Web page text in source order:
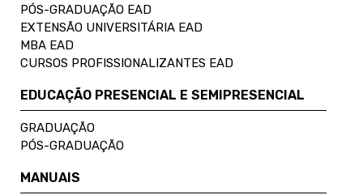
PÓS-GRADUAÇÃO EAD
EXTENSÃO UNIVERSITÁRIA EAD
MBA EAD
CURSOS PROFISSIONALIZANTES EAD
EDUCAÇÃO PRESENCIAL E SEMIPRESENCIAL
GRADUAÇÃO
PÓS-GRADUAÇÃO
MANUAIS